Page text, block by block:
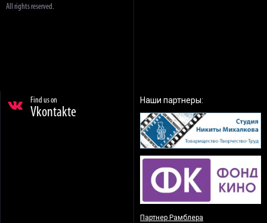
All rights reserved.
Find us on
Vkontakte
Наши партнеры:
Партнер Рамблера